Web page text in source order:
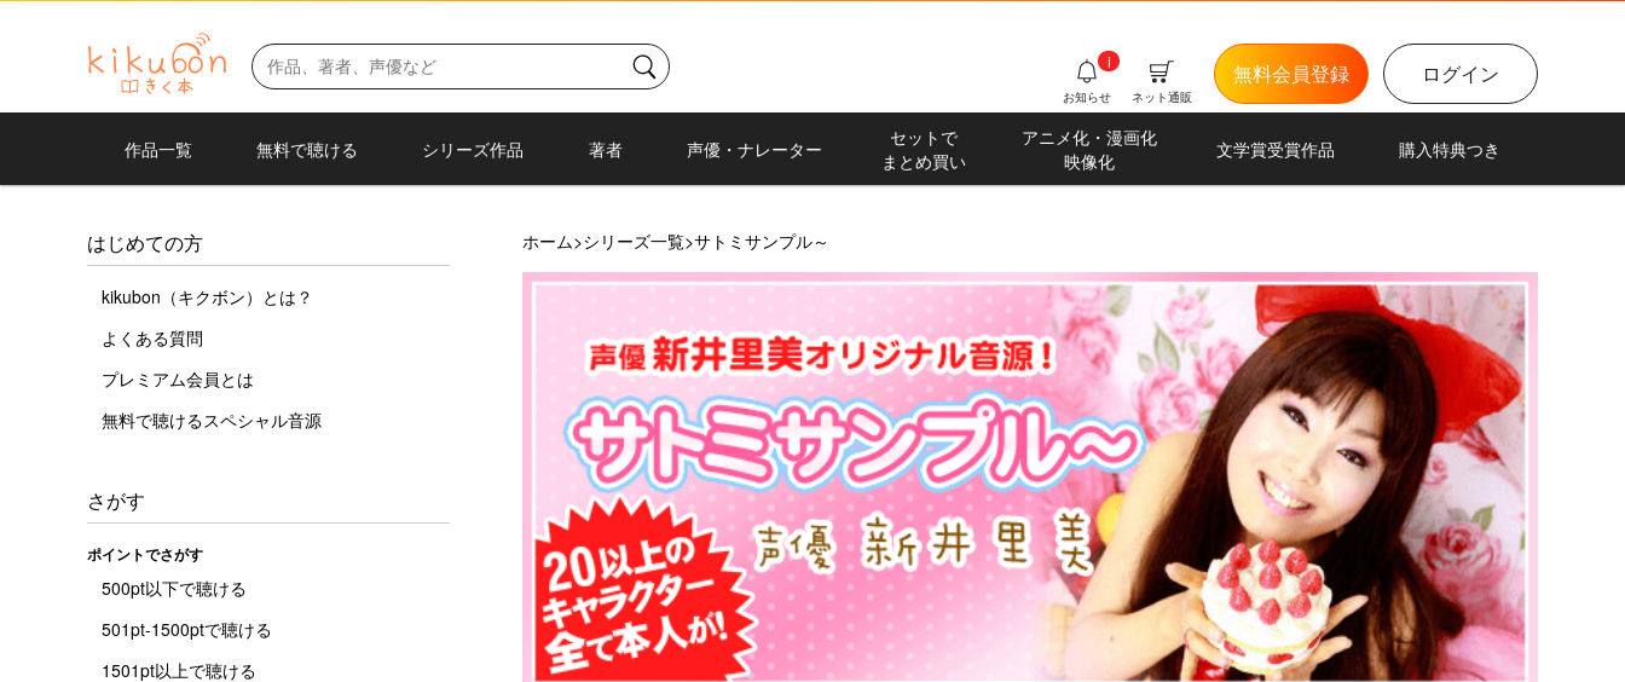
ログイン
無料会員登録
ネット通販
お知らせ
i
作品一覧 無料で聴ける シリーズ作品 著者 声優・ナレーター
セットで
まとめ買い
アニメ化・漫画化
映像化
文学賞受賞作品 購入特典つき
はじめての方
kikubon（キクボン）とは？
よくある質問
プレミアム会員とは
無料で聴けるスペシャル音源
さがす
ポイントでさがす
500pt以下で聴ける
501pt-1500ptで聴ける
1501pt以上で聴ける
ホーム>シリーズ一覧>サトミサンプル～